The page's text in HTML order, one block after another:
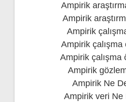
Ampirik
Ampirik
Ampirik
Ampirik çalışma
Ampirik çalışma
Ampirik
Ampirik Ne
Ampirik veri Ne